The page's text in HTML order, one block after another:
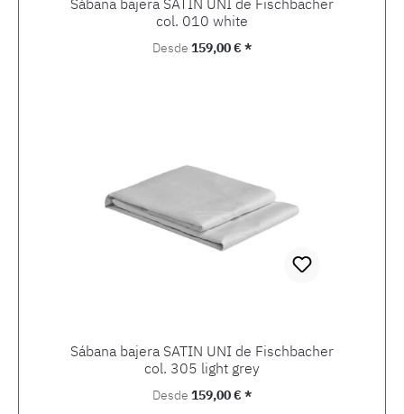
Sábana bajera SATIN UNI de Fischbacher
col. 010 white
Precio normal:
Desde 159,00 € *
Sábana bajera SATIN UNI de Fischbacher
col. 305 light grey
Precio normal:
Desde 159,00 € *